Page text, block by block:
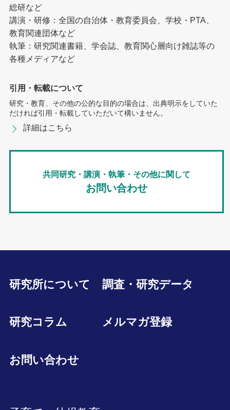
総研など
講演・研修：全国の自治体・教育委員会、学校・PTA、
教育関連団体など
執筆：研究関連書籍、学会誌、教育関心層向け雑誌等の
各種メディアなど
引用・転載について
研究・教育、その他の公的な目的の場合は、出典明示をしていた
だければ引用・転載していただいて構いません。
詳細はこちら
共同研究・講演・執筆・その他に関して
お問い合わせ
研究所について 調査・研究データ
研究コラム メルマガ登録
お問い合わせ